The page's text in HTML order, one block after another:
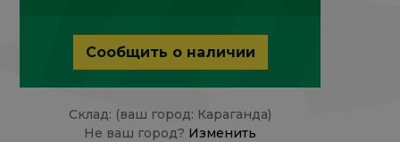
Сообщить о наличии
Склад: (ваш город: Караганда)
Не ваш город? Изменить